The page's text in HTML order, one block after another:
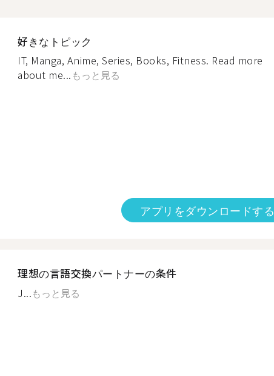
好きなトピック
IT, Manga, Anime, Series, Books, Fitness. Read more
about me... もっと見る
アプリをダウンロードする
理想の言語交換パートナーの条件
J...もっと見る